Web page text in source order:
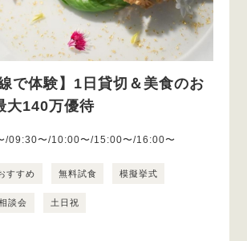
で体験】1日貸切＆美食のお
大140万優待
/09:30〜/10:00〜/15:00〜/16:00〜
すすめ 無料試食 模擬挙式
談会 土日祝